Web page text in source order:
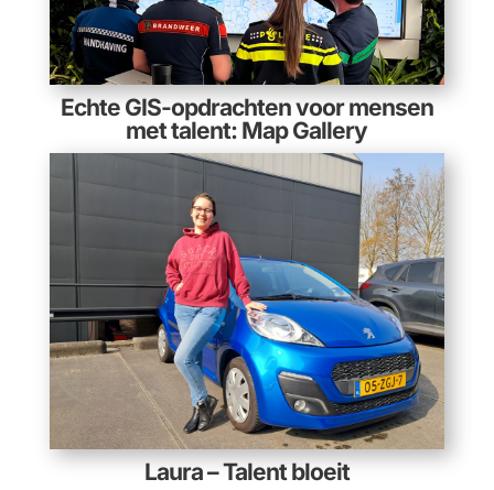
Echte GIS-opdrachten voor mensen
met talent: Map Gallery
Laura – Talent bloeit